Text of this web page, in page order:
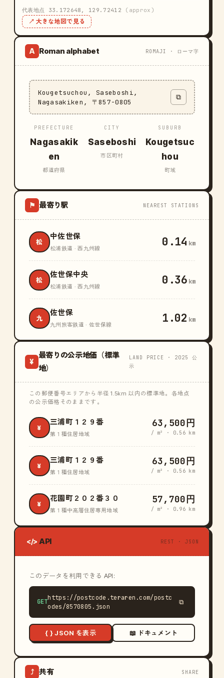
代表地点 33.172648, 129.72412 (approx)
↗ 大きな地図で見る
A Roman alphabet ROMAJI · ローマ字
Kougetsuchou, Saseboshi,
Nagasakiken, 〒857-0805
⧉
PREFECTURE
Nagasakik
en
都道府県
CITY
Saseboshi
市区町村
SUBURB
Kougetsuc
hou
町域
⚑ 最寄り駅 NEAREST STATIONS
松
中佐世保
松浦鉄道 · 西九州線 0.14 km
松
佐世保中央
松浦鉄道 · 西九州線 0.36 km
九
佐世保
九州旅客鉄道 · 佐世保線 1.02 km
¥
最寄りの公示地価（標準
地）
LAND PRICE · 2025 公
示
この郵便番号エリアから半径 1.5km 以内の標準地。各地点
の公示価格そのままです。
¥
三浦町１２９番
第１種住居地域
63,500円
/ m² · 0.56 km
¥
三浦町１２９番
第１種住居地域
63,500円
/ m² · 0.56 km
¥
花園町２０２番３０
第１種中高層住居専用地域
57,700円
/ m² · 0.96 km
</> API REST · JSON
このデータを利用できる API:
GET
https://postcode.teraren.com/postc
odes/8570805.json
⧉
{ } JSON を表示 📖 ドキュメント
⤴ 共有 SHARE